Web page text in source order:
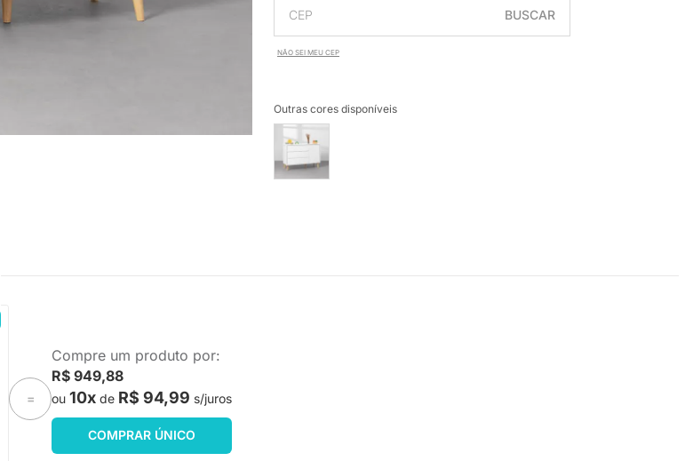
BUSCAR
NÃO SEI MEU CEP
Outras cores disponíveis
=
Compre um produto por:
R$ 949,88
ou 10x de R$ 94,99 s/juros
COMPRAR ÚNICO